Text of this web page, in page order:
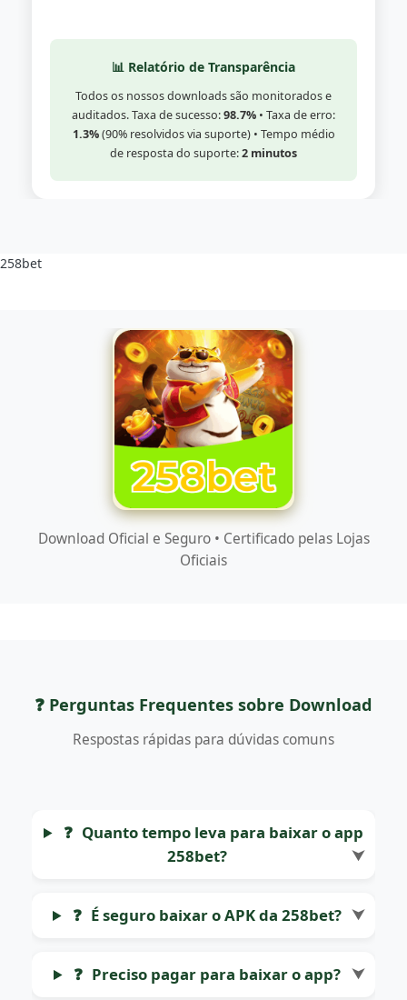
📊 Relatório de Transparência
Todos os nossos downloads são monitorados e
auditados. Taxa de sucesso:98.7% • Taxa de erro:
1.3%(90% resolvidos via suporte) • Tempo médio
de resposta do suporte:2 minutos
258bet
Download Oficial e Seguro • Certificado pelas Lojas
Oficiais
❓ Perguntas Frequentes sobre Download
Respostas rápidas para dúvidas comuns
❓ Quanto tempo leva para baixar o app
258bet?
⮟
❓ É seguro baixar o APK da 258bet? ⮟
❓ Preciso pagar para baixar o app? ⮟